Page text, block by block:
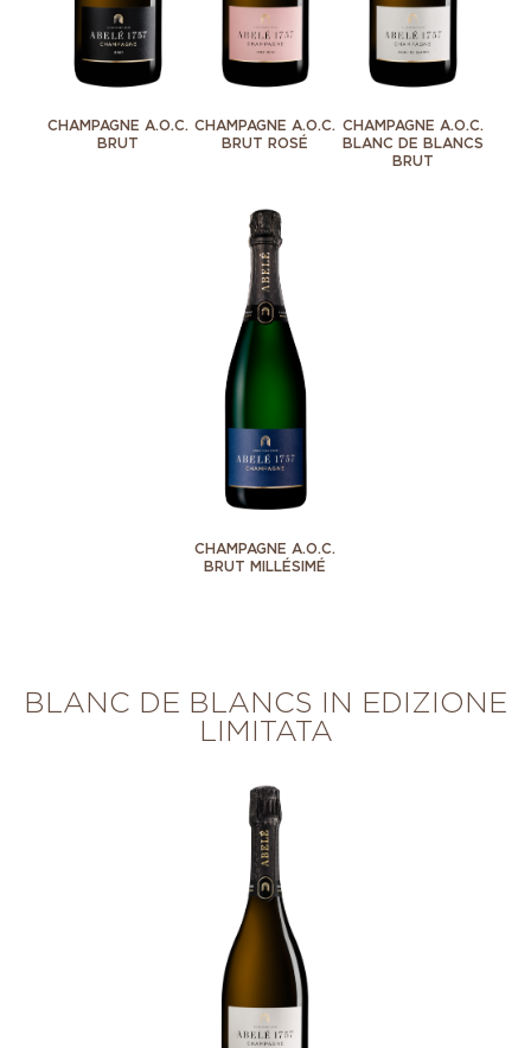
CHAMPAGNE A.O.C.
BRUT
CHAMPAGNE A.O.C.
BRUT ROSÉ
CHAMPAGNE A.O.C.
BLANC DE BLANCS
BRUT
CHAMPAGNE A.O.C.
BRUT MILLÉSIMÉ
BLANC DE BLANCS IN EDIZIONE
LIMITATA